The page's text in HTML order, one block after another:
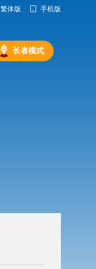
繁体版 手机版
长者模式